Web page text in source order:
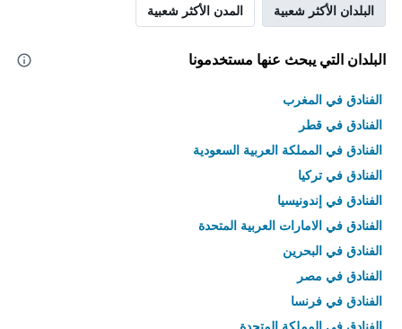
البلدان الأكثر شعبية المدن الأكثر شعبية
البلدان التي يبحث عنها مستخدمونا
الفنادق في المغرب
الفنادق في قطر
الفنادق في المملكة العربية السعودية
الفنادق في تركيا
الفنادق في إندونيسيا
الفنادق في الامارات العربية المتحدة
الفنادق في البحرين
الفنادق في مصر
الفنادق في فرنسا
الفنادق في المملكة المتحدة